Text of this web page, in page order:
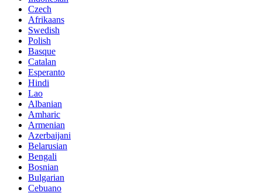
Czech
Afrikaans
Swedish
Polish
Basque
Catalan
Esperanto
Hindi
Lao
Albanian
Amharic
Armenian
Azerbaijani
Belarusian
Bengali
Bosnian
Bulgarian
Cebuano